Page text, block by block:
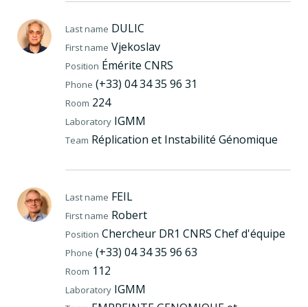
Last name DULIC
First name Vjekoslav
Position Émérite CNRS
Phone (+33) 04 34 35 96 31
Room 224
Laboratory IGMM
Team Réplication et Instabilité Génomique
Last name FEIL
First name Robert
Position Chercheur DR1 CNRS Chef d'équipe
Phone (+33) 04 34 35 96 63
Room 112
Laboratory IGMM